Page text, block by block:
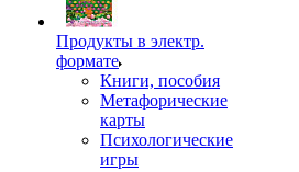
Продукты в электр.
формате
Книги, пособия
Метафорические
карты
Психологические
игры